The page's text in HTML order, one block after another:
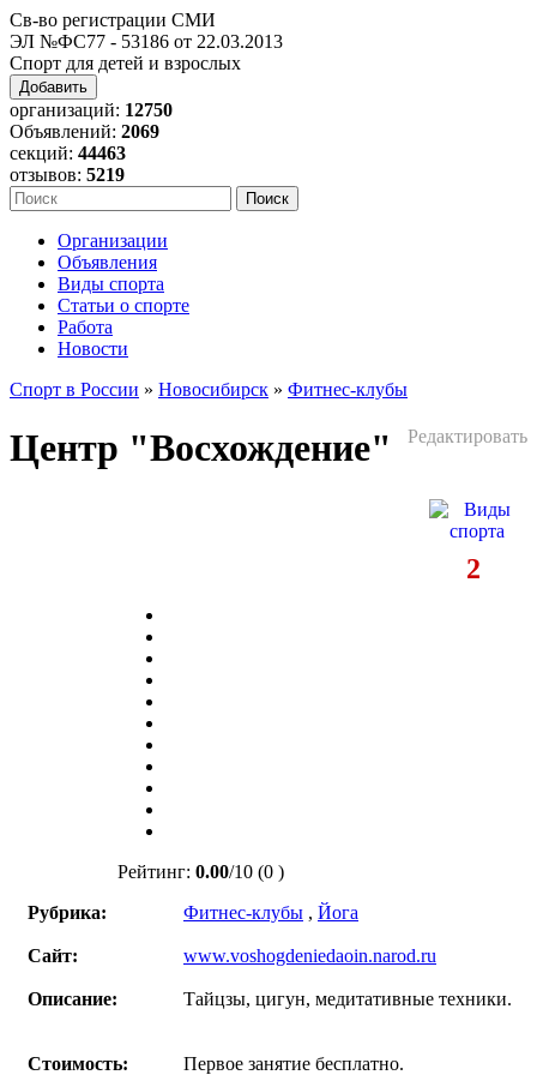
Св-во регистрации СМИ
ЭЛ №ФС77 - 53186 от 22.03.2013
Спорт для детей и взрослых
Добавить
организаций: 12750
Объявлений: 2069
секций: 44463
отзывов: 5219
Организации
Объявления
Виды спорта
Статьи о спорте
Работа
Новости
Спорт в России » Новосибирск » Фитнес-клубы
Редактировать
Центр "Восхождение"
2
Рейтинг: 0.00/10 (0 )
Рубрика:
Фитнес-клубы , Йога
Сайт: www.voshogdeniedaoin.narod.ru
Описание: Тайцзы, цигун, медитативные техники.
Стоимость: Первое занятие бесплатно.